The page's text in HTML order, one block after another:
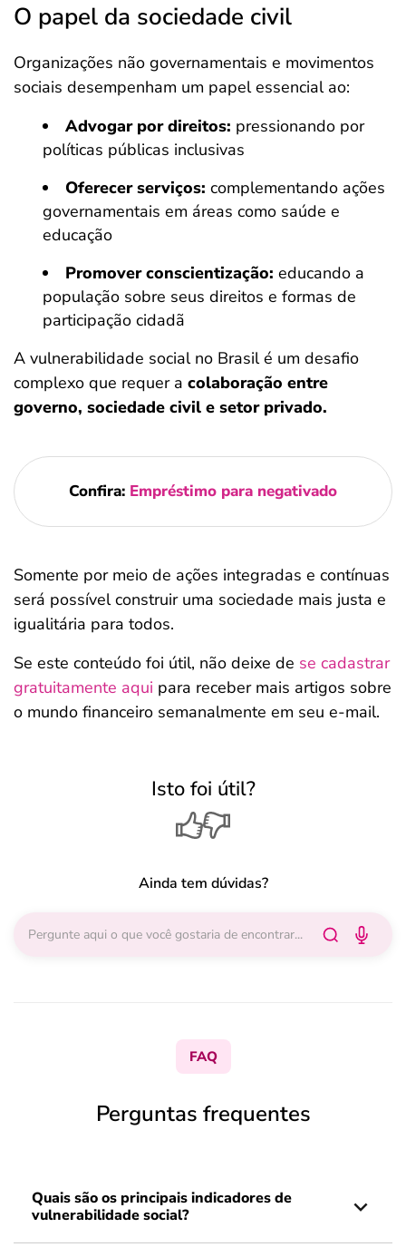
O papel da sociedade civil
Organizações não governamentais e movimentos
sociais desempenham um papel essencial ao:
Advogar por direitos: pressionando por
políticas públicas inclusivas
Oferecer serviços: complementando ações
governamentais em áreas como saúde e
educação
Promover conscientização: educando a
população sobre seus direitos e formas de
participação cidadã
A vulnerabilidade social no Brasil é um desafio
complexo que requer a colaboração entre
governo, sociedade civil e setor privado.
Confira: Empréstimo para negativado
Somente por meio de ações integradas e contínuas
será possível construir uma sociedade mais justa e
igualitária para todos.
Se este conteúdo foi útil, não deixe de se cadastrar
gratuitamente aqui para receber mais artigos sobre
o mundo financeiro semanalmente em seu e-mail.
Isto foi útil?
Ainda tem dúvidas?
FAQ
Perguntas frequentes
Quais são os principais indicadores de
vulnerabilidade social?